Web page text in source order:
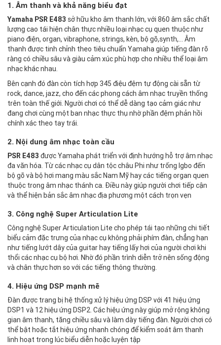
1. Âm thanh và khả năng biểu đạt
Yamaha PSR E483 sở hữu kho âm thanh lớn, với 860 âm sắc chất
lượng cao tái hiện chân thực nhiều loại nhạc cụ quen thuộc như
piano điện, organ, vibraphone, strings, kèn, bộ gõ,synth,… Âm
thanh được tinh chỉnh theo tiêu chuẩn Yamaha giúp tiếng đàn rõ
ràng có chiều sâu và giàu cảm xúc phù hợp cho nhiều thể loại âm
nhạc khác nhau.
Bên cạnh đó đàn còn tích hợp 345 điệu đệm tự động cài sẵn từ
rock, dance, jazz, cho đến các phong cách âm nhạc truyền thống
trên toàn thế giới. Người chơi có thể dễ dàng tạo cảm giác như
đang chơi cùng một ban nhạc thực thụ nhờ phần đệm phản hồi
chính xác theo tay trái.
2. Nội dung âm nhạc toàn cầu
PSR E483 được Yamaha phát triển với định hướng hỗ trợ âm nhạc
đa văn hóa. Từ các nhạc cụ dân tộc châu Phi như trống Igbo đến
bộ gõ và bộ hơi mang màu sắc Nam Mỹ hay các tiếng organ quen
thuộc trong âm nhạc thánh ca. Điều này giúp người chơi tiếp cận
và thể hiện bản sắc âm nhạc địa phương một cách trọn vẹn
3. Công nghệ Super Articulation Lite
Công nghệ Super Articulation Lite cho phép tái tạo những chi tiết
biểu cảm đặc trưng của nhạc cụ không phải phím đàn, chẳng hạn
như tiếng lướt dây của guitar hay tiếng lấy hơi của người chơi khi
thổi các nhạc cụ bộ hơi. Nhờ đó phần trình diễn trở nên sống động
và chân thực hơn so với các tiếng thông thường.
4. Hiệu ứng DSP mạnh mẽ
Đàn được trang bị hệ thống xử lý hiệu ứng DSP với 41 hiệu ứng
DSP1 và 12 hiệu ứng DSP2. Các hiệu ứng này giúp mở rộng không
gian âm thanh, tăng chiều sâu và làm dày tiếng đàn. Người chơi có
thể bật hoặc tắt hiệu ứng nhanh chóng để kiểm soát âm thanh
linh hoạt trong lúc biểu diễn hoặc luyện tập